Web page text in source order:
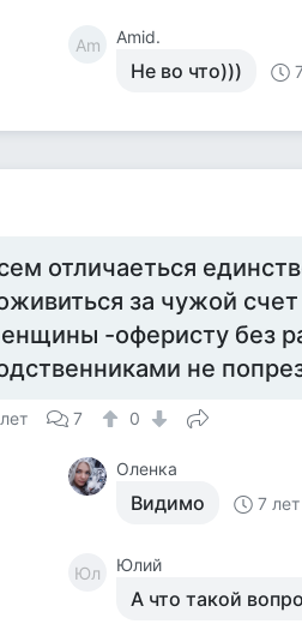
Am Amid.
Не во что)))
отличаеться
за чужой
-оферисту без
не
7 0
Оленка
Видимо 7 лет
Юл Юлий
А что такой